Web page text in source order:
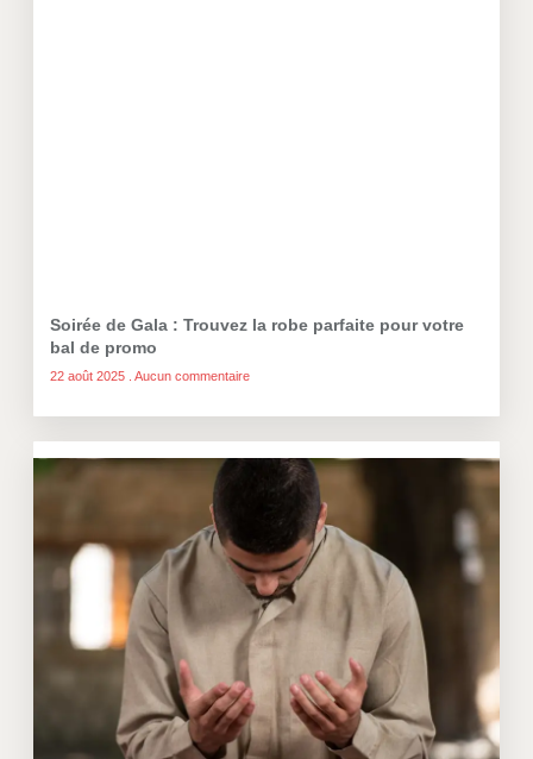
Soirée de Gala : Trouvez la robe parfaite pour votre
bal de promo
22 août 2025 Aucun commentaire